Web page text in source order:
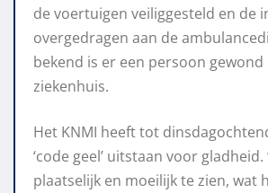
de voertuigen veiliggesteld en de
overgedragen aan de
bekend is er een persoon
ziekenhuis.
Het KNMI heeft tot
‘code geel’ uitstaan voor
plaatselijk en moeilijk te zien, wat